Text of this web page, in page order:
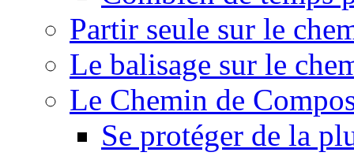
Partir seule sur le
Le balisage sur le
Le Chemin de
Se protéger de la